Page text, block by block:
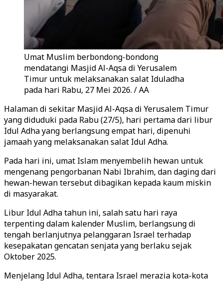
Umat Muslim berbondong-bondong
mendatangi Masjid Al-Aqsa di Yerusalem
Timur untuk melaksanakan salat Iduladha
pada hari Rabu, 27 Mei 2026. / AA
Halaman di sekitar Masjid Al-Aqsa di Yerusalem Timur
yang diduduki pada Rabu (27/5), hari pertama dari libur
Idul Adha yang berlangsung empat hari, dipenuhi
jamaah yang melaksanakan salat Idul Adha.
Pada hari ini, umat Islam menyembelih hewan untuk
mengenang pengorbanan Nabi Ibrahim, dan daging dari
hewan-hewan tersebut dibagikan kepada kaum miskin
di masyarakat.
Libur Idul Adha tahun ini, salah satu hari raya
terpenting dalam kalender Muslim, berlangsung di
tengah berlanjutnya pelanggaran Israel terhadap
kesepakatan gencatan senjata yang berlaku sejak
Oktober 2025.
Menjelang Idul Adha, tentara Israel merazia kota-kota